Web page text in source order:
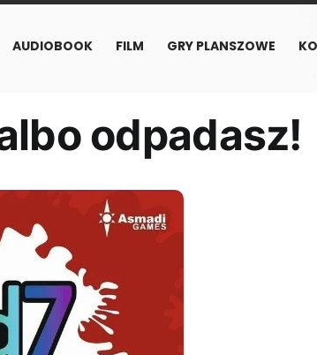
AUDIOBOOK FILM GRY PLANSZOWE
odpadasz!